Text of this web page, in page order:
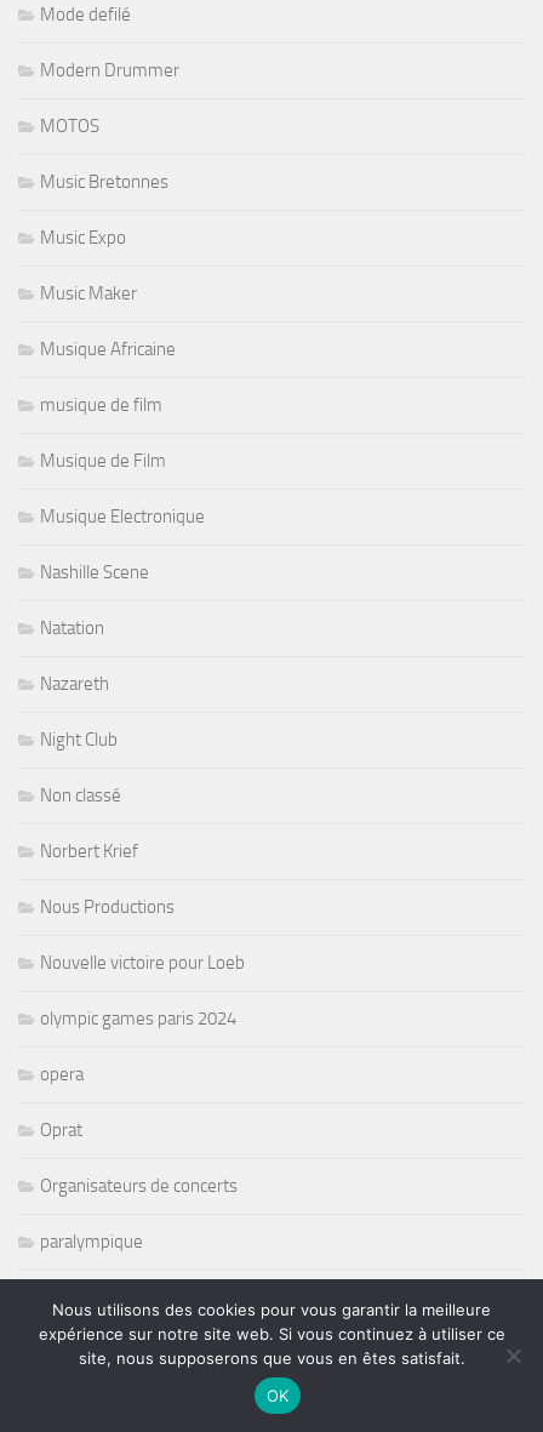
Mode defilé
Modern Drummer
MOTOS
Music Bretonnes
Music Expo
Music Maker
Musique Africaine
musique de film
Musique de Film
Musique Electronique
Nashille Scene
Natation
Nazareth
Night Club
Non classé
Norbert Krief
Nous Productions
Nouvelle victoire pour Loeb
olympic games paris 2024
opera
Oprat
Organisateurs de concerts
paralympique
Pete Levin
Nous utilisons des cookies pour vous garantir la meilleure
expérience sur notre site web. Si vous continuez à utiliser ce
site, nous supposerons que vous en êtes satisfait.
OK